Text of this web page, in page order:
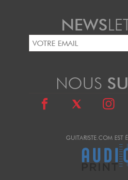
NEWS
GUITARISTE.COM EST
NOUS